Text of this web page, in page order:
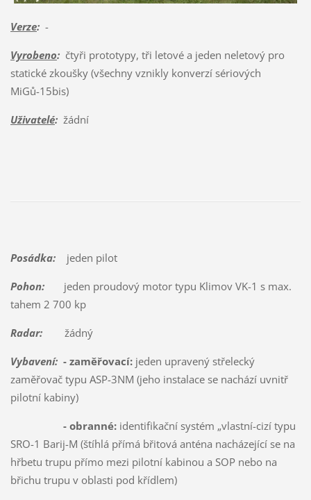
Verze:-
Vyrobeno:čtyři prototypy, tři letové a jeden neletový pro
statické zkoušky (všechny vznikly konverzí sériových
MiGů-15bis)
Uživatelé:žádní
Posádka:jeden pilot
Pohon:jeden proudový motor typu Klimov VK-1 s max.
tahem 2 700 kp
Radar:žádný
Vybavení: - zaměřovací: jeden upravený střelecký
zaměřovač typu ASP-3NM (jeho instalace se nachází uvnitř
pilotní kabiny)
- obranné:identifikační systém „vlastní-cizí typu
SRO-1 Barij-M (štíhlá přímá břitová anténa nacházející se na
hřbetu trupu přímo mezi pilotní kabinou a SOP nebo na
břichu trupu v oblasti pod křídlem)